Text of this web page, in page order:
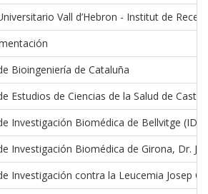
Vall d’Hebron - Institut de
Bioingeniería de Cataluña
Estudios de Ciencias de la Salud de
Investigación Biomédica de Bellvitge
Investigación Biomédica de Girona, Dr.
Investigación contra la Leucemia Josep